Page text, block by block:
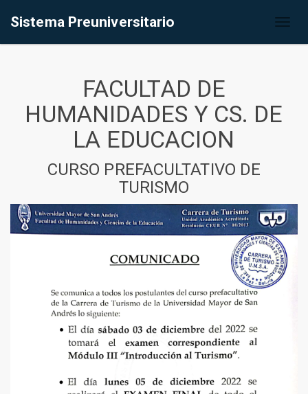
Sistema Preuniversitario
FACULTAD DE
HUMANIDADES Y CS. DE
LA EDUCACION
CURSO PREFACULTATIVO DE
TURISMO